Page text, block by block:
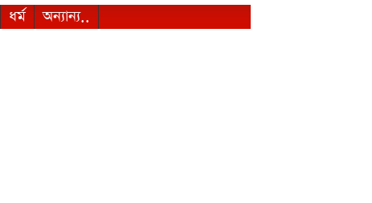
ধর্ম অন্যান্য..